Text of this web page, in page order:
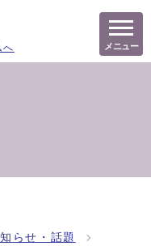
へ メニュー
らせ・話題